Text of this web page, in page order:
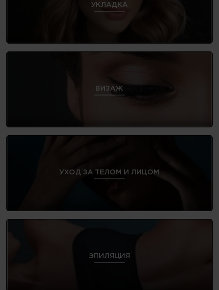
УКЛАДКА
ВИЗАЖ
УХОД ЗА ТЕЛОМ И ЛИЦОМ
ЭПИЛЯЦИЯ